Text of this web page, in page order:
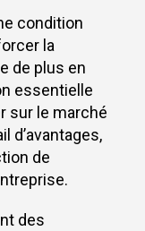
condition
la
de plus en
essentielle
sur le marché
d’avantages,
de
des